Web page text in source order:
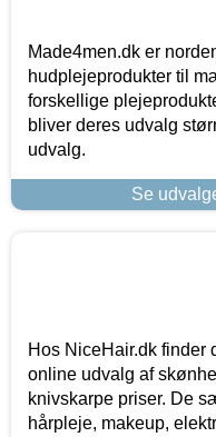
Made4men.dk er
hudplejeprodukter til
forskellige
bliver deres udvalg
udvalg.
Se
Hos NiceHair.dk finder
online udvalg af
knivskarpe priser. De
hårpleje, makeup,